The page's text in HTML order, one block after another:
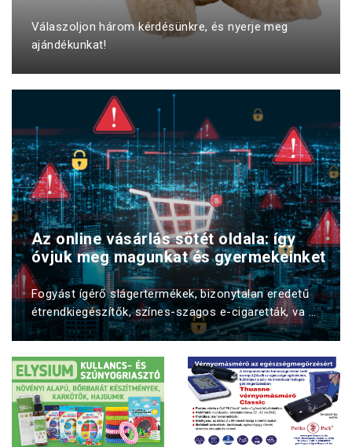
Válaszoljon három kérdésünkre, és nyerje meg
ajándékunkat!
Az online vásárlás sötét oldala: így
óvjuk meg magunkat és gyermekeinket
Fogyást ígérő slágertermékek, bizonytalan eredetű
étrendkiegészítők, színes-szagos e-cigaretták, va ...